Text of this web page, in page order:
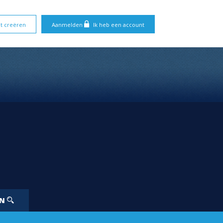
Aanmelden Ik heb een account
creëren